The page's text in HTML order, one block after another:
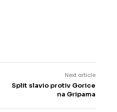
Next article
Split slavio protiv Gorice
na Gripama